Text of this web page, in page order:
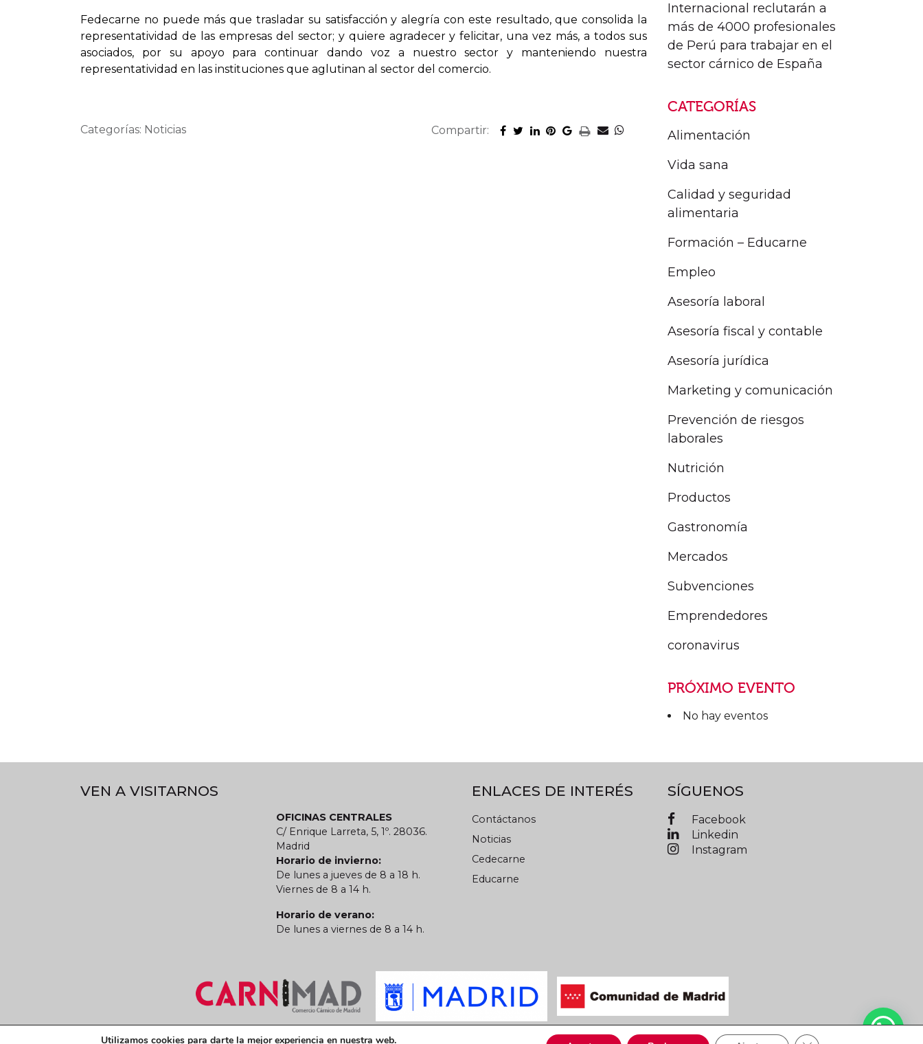
Fedecarne no puede más que trasladar su satisfacción y alegría con este resultado, que consolida la
representatividad de las empresas del sector; y quiere agradecer y felicitar, una vez más, a todos sus
asociados, por su apoyo para continuar dando voz a nuestro sector y manteniendo nuestra
representatividad en las instituciones que aglutinan al sector del comercio.
Categorías: Noticias Compartir:
Internacional reclutarán a
más de 4000 profesionales
de Perú para trabajar en el
sector cárnico de España
CATEGORÍAS
Alimentación
Vida sana
Calidad y seguridad
alimentaria
Formación – Educarne
Empleo
Asesoría laboral
Asesoría fiscal y contable
Asesoría jurídica
Marketing y comunicación
Prevención de riesgos
laborales
Nutrición
Productos
Gastronomía
Mercados
Subvenciones
Emprendedores
coronavirus
PRÓXIMO EVENTO
No hay eventos
VEN A VISITARNOS
OFICINAS CENTRALES
C/ Enrique Larreta, 5, 1º. 28036.
Madrid
Horario de invierno:
De lunes a jueves de 8 a 18 h.
Viernes de 8 a 14 h.
Horario de verano:
De lunes a viernes de 8 a 14 h.
ENLACES DE INTERÉS
Contáctanos
Noticias
Cedecarne
Educarne
SÍGUENOS
Facebook
Linkedin
Instagram
Términos y condiciones legales Política de privacidad Política de cookies CARNIMAD © 2019 Todos los derechos reservados
Utilizamos cookies para darte la mejor experiencia en nuestra web.